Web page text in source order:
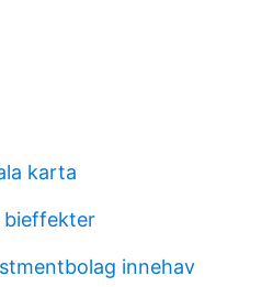
karta
bieffekter
innehav